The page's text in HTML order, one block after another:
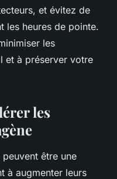
et évitez de
les heures de pointe.
les
et à préserver votre
les
être une
à augmenter leurs